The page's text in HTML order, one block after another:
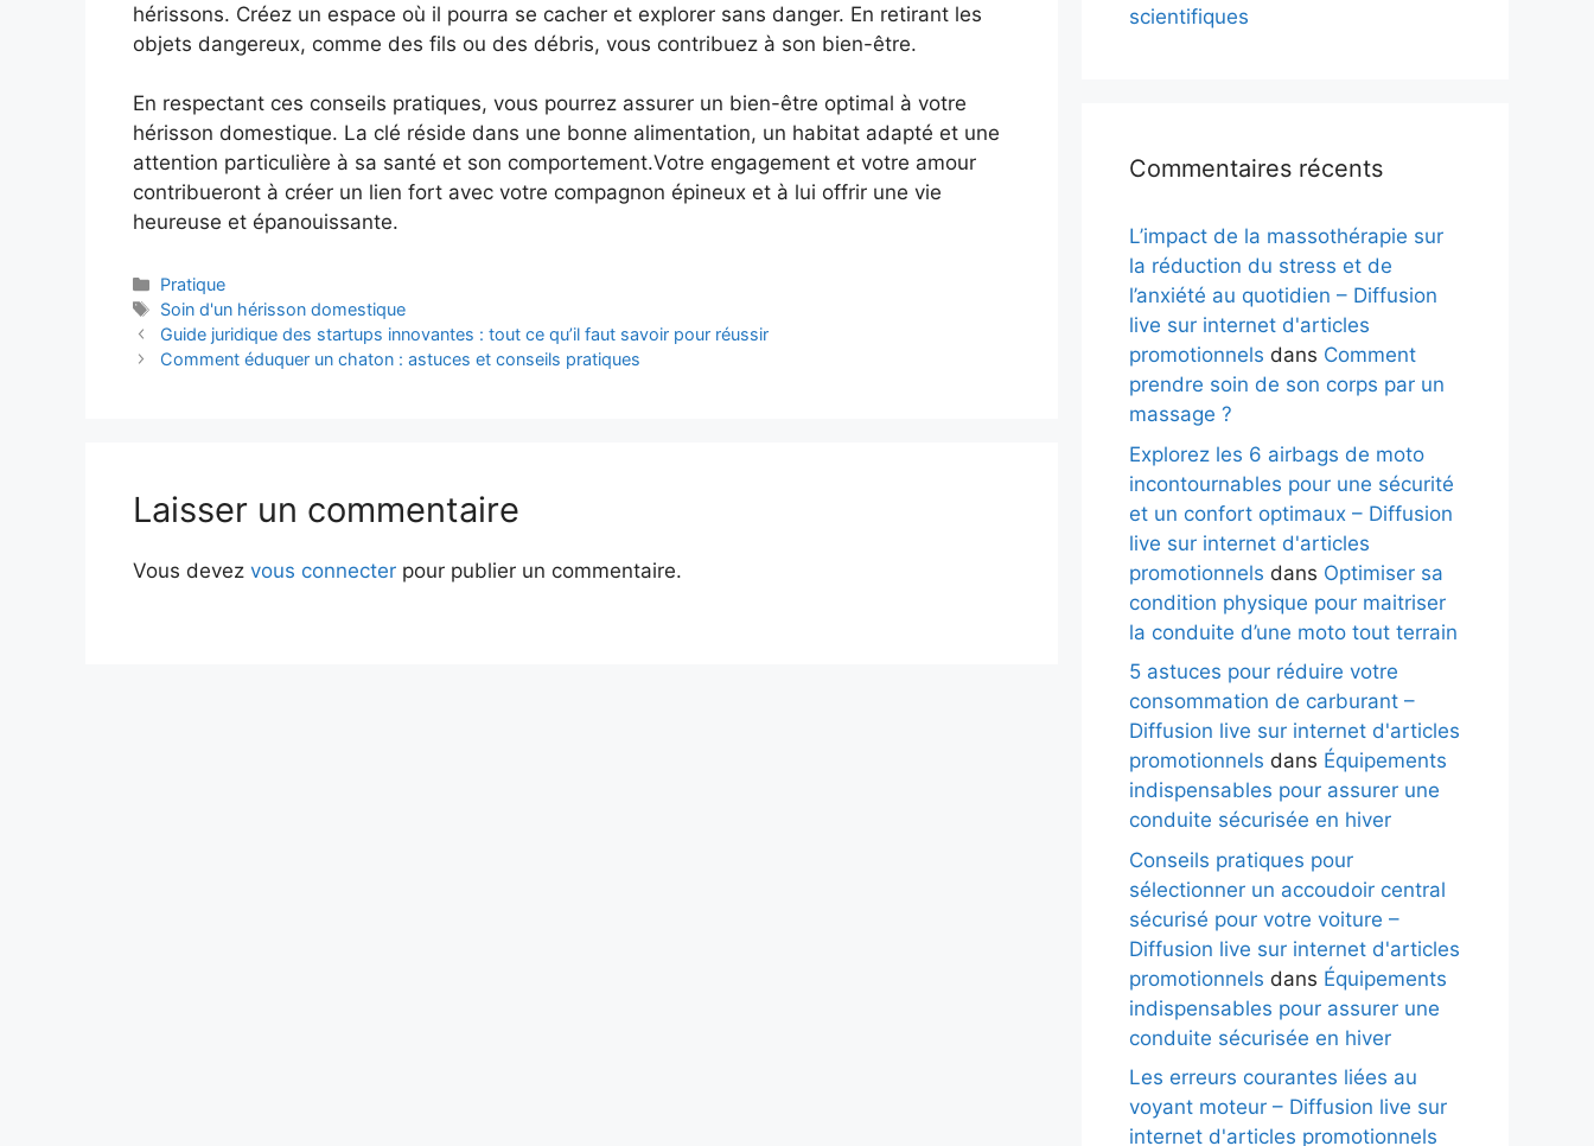
hérissons. Créez un espace où il pourra se cacher et explorer sans danger. En retirant les
objets dangereux, comme des fils ou des débris, vous contribuez à son bien-être.
En respectant ces conseils pratiques, vous pourrez assurer un bien-être optimal à votre
hérisson domestique. La clé réside dans une bonne alimentation, un habitat adapté et une
attention particulière à sa santé et son comportement.Votre engagement et votre amour
contribueront à créer un lien fort avec votre compagnon épineux et à lui offrir une vie
heureuse et épanouissante.
Catégories
Pratique
Étiquettes
Soin d'un hérisson domestique
Guide juridique des startups innovantes : tout ce qu’il faut savoir pour réussir
Comment éduquer un chaton : astuces et conseils pratiques
Laisser un commentaire
Vous devez vous connecter pour publier un commentaire.
scientifiques
Commentaires récents
L’impact de la massothérapie sur
la réduction du stress et de
l’anxiété au quotidien – Diffusion
live sur internet d'articles
promotionnels dans Comment
prendre soin de son corps par un
massage ?
Explorez les 6 airbags de moto
incontournables pour une sécurité
et un confort optimaux – Diffusion
live sur internet d'articles
promotionnels dans Optimiser sa
condition physique pour maitriser
la conduite d’une moto tout terrain
5 astuces pour réduire votre
consommation de carburant –
Diffusion live sur internet d'articles
promotionnels dans Équipements
indispensables pour assurer une
conduite sécurisée en hiver
Conseils pratiques pour
sélectionner un accoudoir central
sécurisé pour votre voiture –
Diffusion live sur internet d'articles
promotionnels dans Équipements
indispensables pour assurer une
conduite sécurisée en hiver
Les erreurs courantes liées au
voyant moteur – Diffusion live sur
internet d'articles promotionnels